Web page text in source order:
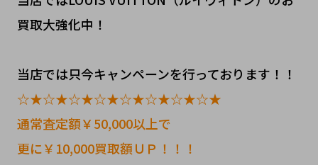
買取大強化中！
当店では只今キャンペーンを行っております！！
☆★☆★☆★☆★☆★☆★☆★☆★
通常査定額￥50,000以上で
更に￥10,000買取額ＵＰ！！！